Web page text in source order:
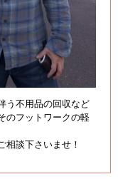
う不用品の回収など
のフットワークの軽
相談下さいませ！